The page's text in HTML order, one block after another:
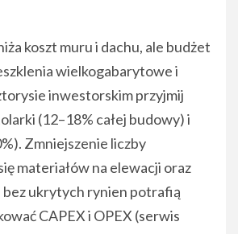
koszt muru i dachu, ale budżet
wielkogabarytowe i
inwestorskim przyjmij
(12–18% całej budowy) i
Zmniejszenie liczby
materiałów na elewacji oraz
bez ukrytych rynien potrafią
CAPEX i OPEX (serwis